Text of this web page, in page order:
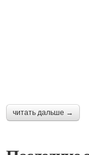
читать дальше →